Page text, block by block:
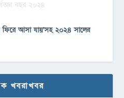
বছর ২০২৪
আসা যায়’সহ ২০২৪ সালের
খবরাখবর